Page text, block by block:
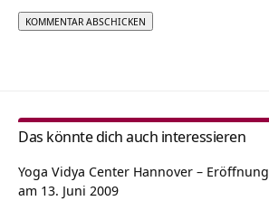
Das könnte dich auch interessieren
Yoga Vidya Center Hannover – Eröffnung
am 13. Juni 2009